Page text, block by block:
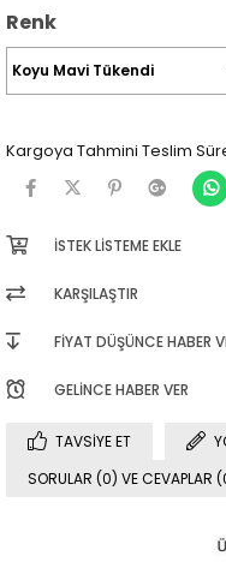
Renk
Kargoya Tahmini Teslim
İSTEK LISTEME EKLE
KARŞILAŞTIR
FIYAT DÜŞÜNCE HABER
GELINCE HABER VER
TAVSIYE ET
SORULAR (0) VE CEVAPLAR